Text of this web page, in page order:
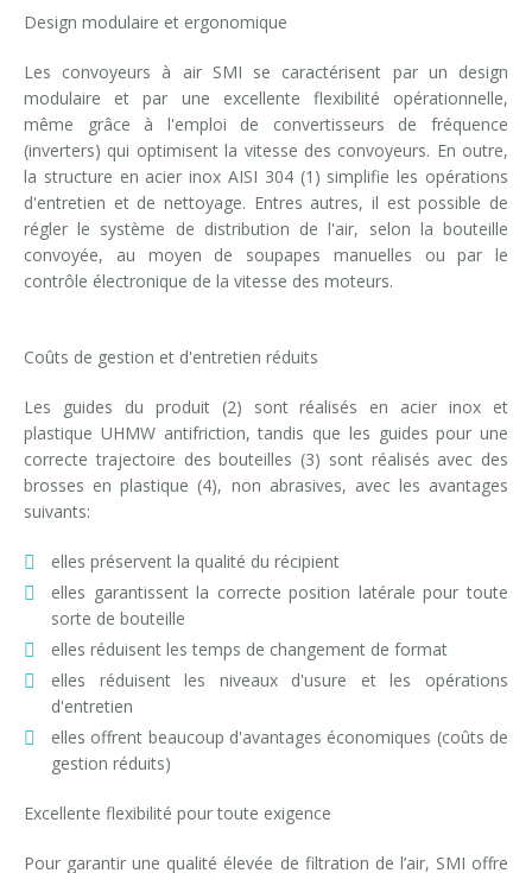
entrée en ligne
entrée à 90°
Formation palettiseurs
Design modulaire et ergonomique
Les convoyeurs à air SMI se caractérisent par un design
modulaire et par une excellente flexibilité opérationnelle,
même grâce à l'emploi de convertisseurs de fréquence
(inverters) qui optimisent la vitesse des convoyeurs. En outre,
la structure en acier inox AISI 304 (1) simplifie les opérations
d'entretien et de nettoyage. Entres autres, il est possible de
régler le système de distribution de l'air, selon la bouteille
convoyée, au moyen de soupapes manuelles ou par le
contrôle électronique de la vitesse des moteurs.
Coûts de gestion et d'entretien réduits
Les guides du produit (2) sont réalisés en acier inox et
plastique UHMW antifriction, tandis que les guides pour une
correcte trajectoire des bouteilles (3) sont réalisés avec des
brosses en plastique (4), non abrasives, avec les avantages
suivants:
elles préservent la qualité du récipient
elles garantissent la correcte position latérale pour toute
sorte de bouteille
elles réduisent les temps de changement de format
elles réduisent les niveaux d'usure et les opérations
d'entretien
elles offrent beaucoup d'avantages économiques (coûts de
gestion réduits)
Excellente flexibilité pour toute exigence
Pour garantir une qualité élevée de filtration de l’air, SMI offre